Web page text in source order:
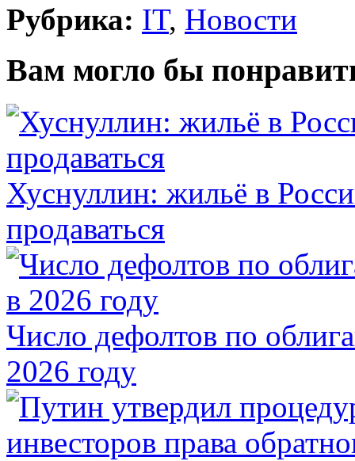
Рубрика: IT, Новости
Вам могло бы
Хуснуллин: жильё в
продаваться
Число дефолтов по
2026 году